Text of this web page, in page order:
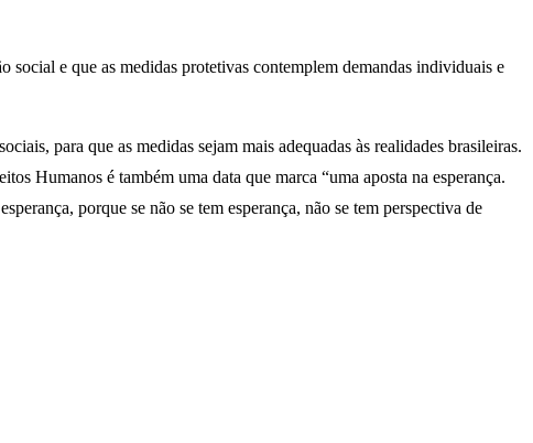
social e que as medidas protetivas contemplem demandas individuais e
para que as medidas sejam mais adequadas às realidades brasileiras.
Humanos é também uma data que marca “uma aposta na esperança.
porque se não se tem esperança, não se tem perspectiva de